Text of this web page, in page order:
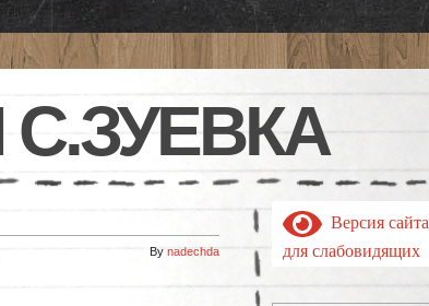
By nadechda
Версия сайта
для слабовидящих